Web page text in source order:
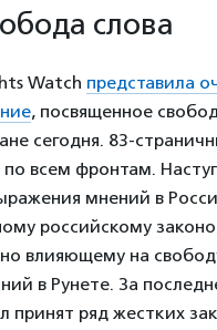
слова
Watch представила
, посвященное
сегодня. 83-
всем фронтам.
мнений в
российскому
влияющему на
в Рунете. За
принят ряд жестких